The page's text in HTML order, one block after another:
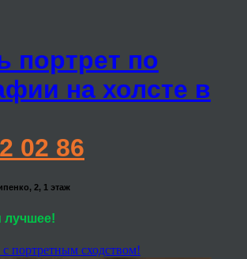
портрет по
на холсте в
02 86
2, 1 этаж
лучшее!
портретным сходством!